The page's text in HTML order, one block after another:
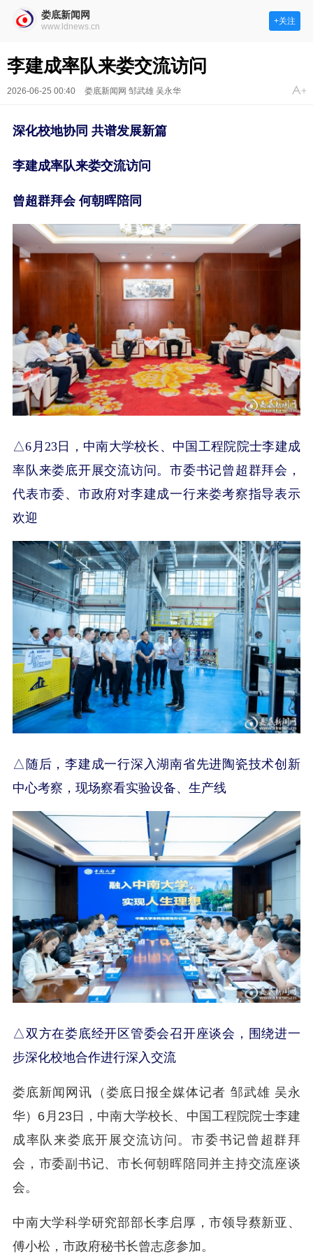
娄底新闻网
www.ldnews.cn
+关注
李建成率队来娄交流访问
2026-06-25 00:40 娄底新闻网 邹武雄 吴永华
深化校地协同 共谱发展新篇
李建成率队来娄交流访问
曾超群拜会 何朝晖陪同
△6月23日，中南大学校长、中国工程院院士李建成
率队来娄底开展交流访问。市委书记曾超群拜会，
代表市委、市政府对李建成一行来娄考察指导表示
欢迎
△随后，李建成一行深入湖南省先进陶瓷技术创新
中心考察，现场察看实验设备、生产线
△双方在娄底经开区管委会召开座谈会，围绕进一
步深化校地合作进行深入交流
娄底新闻网讯（娄底日报全媒体记者 邹武雄 吴永
华）6月23日，中南大学校长、中国工程院院士李建
成率队来娄底开展交流访问。市委书记曾超群拜
会，市委副书记、市长何朝晖陪同并主持交流座谈
会。
中南大学科学研究部部长李启厚，市领导蔡新亚、
傅小松，市政府秘书长曾志彦参加。